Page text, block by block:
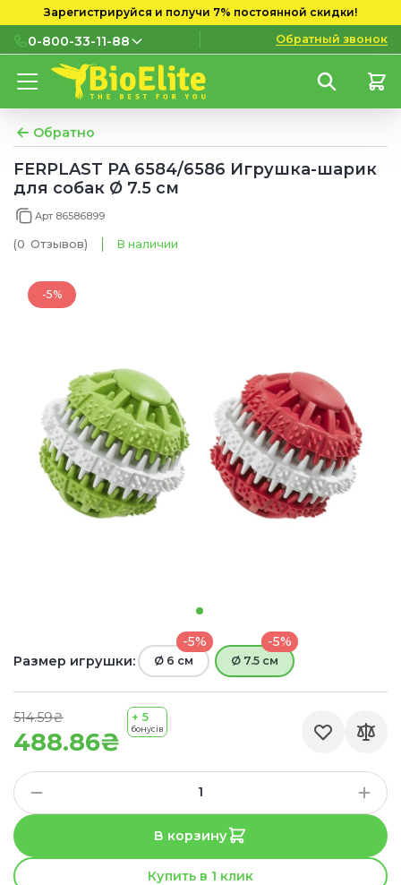
Зарегистрируйся и получи 7% постоянной скидки!
0-800-33-11-88
0-800-33-11-88
мобильных номеров
(097) 133 11 88
(095) 133 11 88
Обратный звонок
Обратно
FERPLAST PA 6584/6586 Игрушка-шарик
для собак Ø 7.5 см
Арт 86586899
(0 Отзывов) В наличии
-5%
488.86₴
514.59₴ + 5
бонусів
Размер игрушки:
-5%
Ø 6 см
-5%
Ø 7.5 см
В корзину
Купить в 1 клик